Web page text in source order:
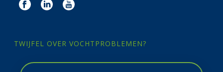
TWIJFEL OVER VOCHTPROBLEMEN?